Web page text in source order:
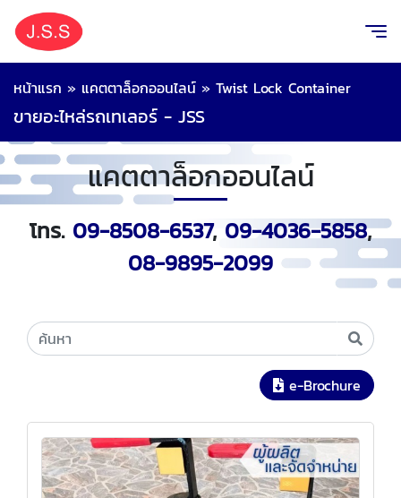
หน้าแรก » แคตตาล็อกออนไลน์ » Twist Lock Container
ขายอะไหล่รถเทเลอร์ - JSS
แคตตาล็อกออนไลน์
โทร. 09-8508-6537, 09-4036-5858,
08-9895-2099
e-Brochure